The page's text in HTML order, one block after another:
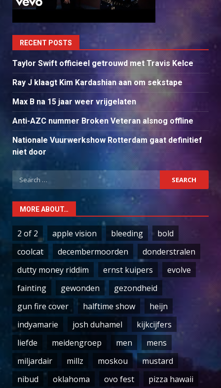
RECENT POSTS
Taylor Swift officieel getrouwd met Travis Kelce
Ray J klaagt Kim Kardashian aan om sekstape
Max B na 15 jaar weer vrijgelaten
Anti-AZC nummer Broken Veteran alsnog offline
Nationale Vuurwerkshow Rotterdam gaat definitief
niet door
Search
for:
MORE ABOUT…
2 of 2 apple vision bleeding
bold
coolcat
decembermoorden
donderstralen
dutty money riddim
ernst kuipers
evolve
fainting
gewonden
gezondheid
gun fire cover
halftime show
heijn
indyamarie
josh duhamel
kijkcijfers
liefde
meidengroep men
mens
miljardair
millz moskou
mustard
nibud
oklahoma ovo fest pizza hawaii